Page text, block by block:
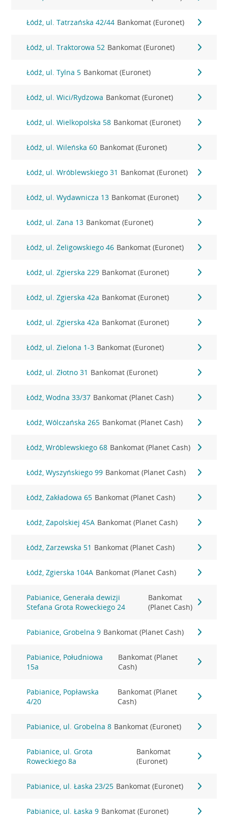
Łódź, ul. Tatrzańska 42/44 Bankomat (Euronet)
Łódź, ul. Traktorowa 52 Bankomat (Euronet)
Łódź, ul. Tylna 5 Bankomat (Euronet)
Łódź, ul. Wici/Rydzowa Bankomat (Euronet)
Łódź, ul. Wielkopolska 58 Bankomat (Euronet)
Łódź, ul. Wileńska 60 Bankomat (Euronet)
Łódź, ul. Wróblewskiego 31 Bankomat (Euronet)
Łódź, ul. Wydawnicza 13 Bankomat (Euronet)
Łódź, ul. Zana 13 Bankomat (Euronet)
Łódź, ul. Żeligowskiego 46 Bankomat (Euronet)
Łódź, ul. Zgierska 229 Bankomat (Euronet)
Łódź, ul. Zgierska 42a Bankomat (Euronet)
Łódź, ul. Zgierska 42a Bankomat (Euronet)
Łódź, ul. Zielona 1-3 Bankomat (Euronet)
Łódź, ul. Złotno 31 Bankomat (Euronet)
Łódź, Wodna 33/37 Bankomat (Planet Cash)
Łódź, Wólczańska 265 Bankomat (Planet Cash)
Łódź, Wróblewskiego 68 Bankomat (Planet Cash)
Łódź, Wyszyńskiego 99 Bankomat (Planet Cash)
Łódź, Zakładowa 65 Bankomat (Planet Cash)
Łódź, Zapolskiej 45A Bankomat (Planet Cash)
Łódź, Zarzewska 51 Bankomat (Planet Cash)
Łódź, Zgierska 104A Bankomat (Planet Cash)
Pabianice, Generała dewizji
Stefana Grota Roweckiego 24
Bankomat
(Planet Cash)
Pabianice, Grobelna 9 Bankomat (Planet Cash)
Pabianice, Południowa
15a
Bankomat (Planet
Cash)
Pabianice, Popławska
4/20
Bankomat (Planet
Cash)
Pabianice, ul. Grobelna 8 Bankomat (Euronet)
Pabianice, ul. Grota
Roweckiego 8a
Bankomat
(Euronet)
Pabianice, ul. Łaska 23/25 Bankomat (Euronet)
Pabianice, ul. Łaska 9 Bankomat (Euronet)